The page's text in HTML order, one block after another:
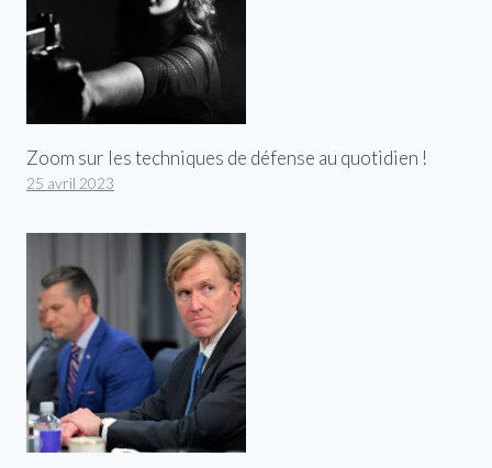
Zoom sur les techniques de défense au quotidien !
25 avril 2023